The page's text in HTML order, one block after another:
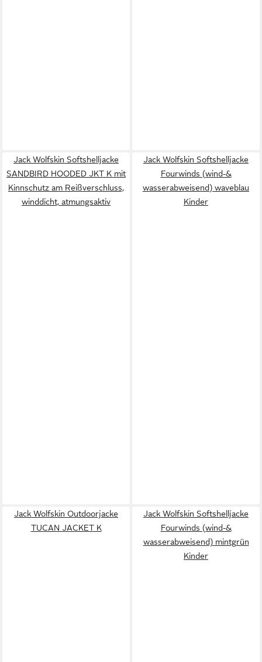
Jack Wolfskin Softshelljacke
SANDBIRD HOODED JKT K mit
Kinnschutz am Reißverschluss,
winddicht, atmungsaktiv
Jack Wolfskin Softshelljacke
Fourwinds (wind-&
wasserabweisend) waveblau
Kinder
Jack Wolfskin Outdoorjacke
TUCAN JACKET K
Jack Wolfskin Softshelljacke
Fourwinds (wind-&
wasserabweisend) mintgrün
Kinder